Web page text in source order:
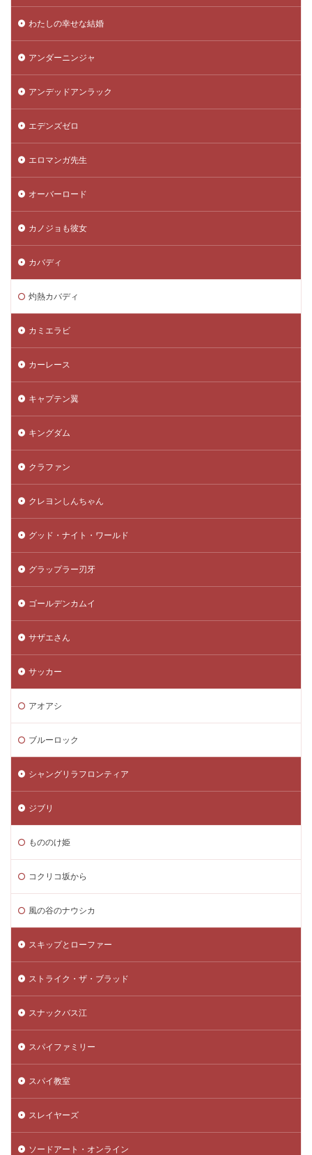
わたしの幸せな結婚
アンダーニンジャ
アンデッドアンラック
エデンズゼロ
エロマンガ先生
オーバーロード
カノジョも彼女
カバディ
灼熱カバディ
カミエラビ
カーレース
キャプテン翼
キングダム
クラファン
クレヨンしんちゃん
グッド・ナイト・ワールド
グラップラー刃牙
ゴールデンカムイ
サザエさん
サッカー
アオアシ
ブルーロック
シャングリラフロンティア
ジブリ
もののけ姫
コクリコ坂から
風の谷のナウシカ
スキップとローファー
ストライク・ザ・ブラッド
スナックバス江
スパイファミリー
スパイ教室
スレイヤーズ
ソードアート・オンライン